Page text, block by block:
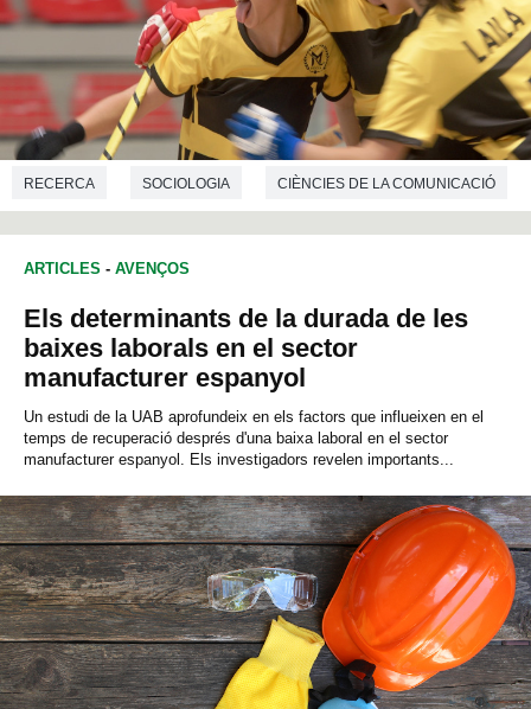
RECERCA SOCIOLOGIA CIÈNCIES DE LA COMUNICACIÓ
ARTICLES - AVENÇOS
Els determinants de la durada de les
baixes laborals en el sector
manufacturer espanyol
Un estudi de la UAB aprofundeix en els factors que influeixen en el
temps de recuperació després d'una baixa laboral en el sector
manufacturer espanyol. Els investigadors revelen importants...